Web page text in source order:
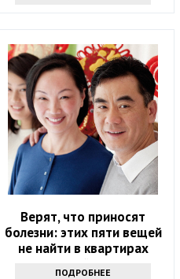
Верят, что приносят
болезни: этих пяти вещей
не найти в квартирах
китайцев
ПОДРОБНЕЕ